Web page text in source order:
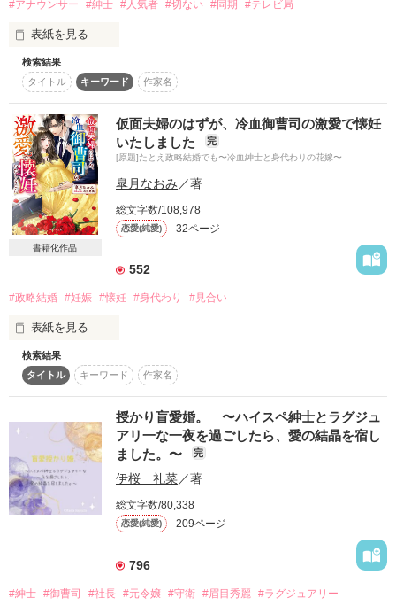
平凡な女子大生と紳士なオジサマの年の差ラブストーリー
*************************************************
ただただ作者のフェチを詰め込んだ自己満足作品となっており
☆erinaaaaaさん☆
レビューいただきありがとうございます！
2021.5.12~2021.5.18
国際ショットガンマリッジ！
――――――――――――――
イギリス人で外交官。敬語で日本語を話す金髪碧眼
David・Bruford（デイビット・ブラフォード）二十八歳。
地味で箱入り娘。老舗和菓子『春月堂』販売員
突然家の跡取り候補から外された舞姫。
鹿取 美麗 （かとり みれい）二十一歳。
――――――――――――――
公開2014.11.01
完結2015.01.14
1/23　番外編追加しました。
総合二位ありがとうございます。
聖凪砂さん
作品を読む
#アナウンサー #紳士 #人気者 #切ない #同期 #テレビ局
表紙を見る
『東都テレビ』
人気アナウンサー
日比谷　蓮(ひびや　れん)
サンライズニュースの顔。
奈々に惚れたひとりの男の顔。
───────────────────
虹の彼方へ～運命の赤い糸は１枚の写真～
番外編①
今回は、奈々と再会までの蓮の様子です。
本編を先にお読み下さい。
作品を読む
検索結果
タイトル
キーワード 作家名
書籍化作品
仮面夫婦のはずが、冷血御曹司の激愛で懐妊
いたしました
完
[原題]たとえ政略結婚でも〜冷血紳士と身代わりの花嫁〜
皐月なおみ ／著
総文字数/108,978
恋愛(純愛) 32ページ
552
#政略結婚 #妊娠 #懐妊 #身代わり #見合い
表紙を見る
☆☆☆☆☆
「誰よりも君が大切だ。この気持ちが
愛おしいってことなんだろう？」
☆☆☆☆☆
家の借金返済のため
父の養子であることを隠して
身代わりの政略結婚をした
つらい状況の中でも前を向いていた
検索結果
タイトル
キーワード 作家名
授かり盲愛婚。 〜ハイスペ紳士とラグジュ
アリ一な一夜を過ごしたら、愛の結晶を宿し
ました。〜
完
伊桜 礼菜／著
総文字数/80,338
恋愛(純愛) 209ページ
796
#紳士 #御曹司 #社長 #元令嬢 #守衛 #眉目秀麗 #ラグジュアリー